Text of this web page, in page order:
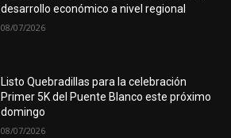
desarrollo económico a nivel regional
08/07/2026
Listo Quebradillas para la celebración
Primer 5K del Puente Blanco este próximo
domingo
08/07/2026